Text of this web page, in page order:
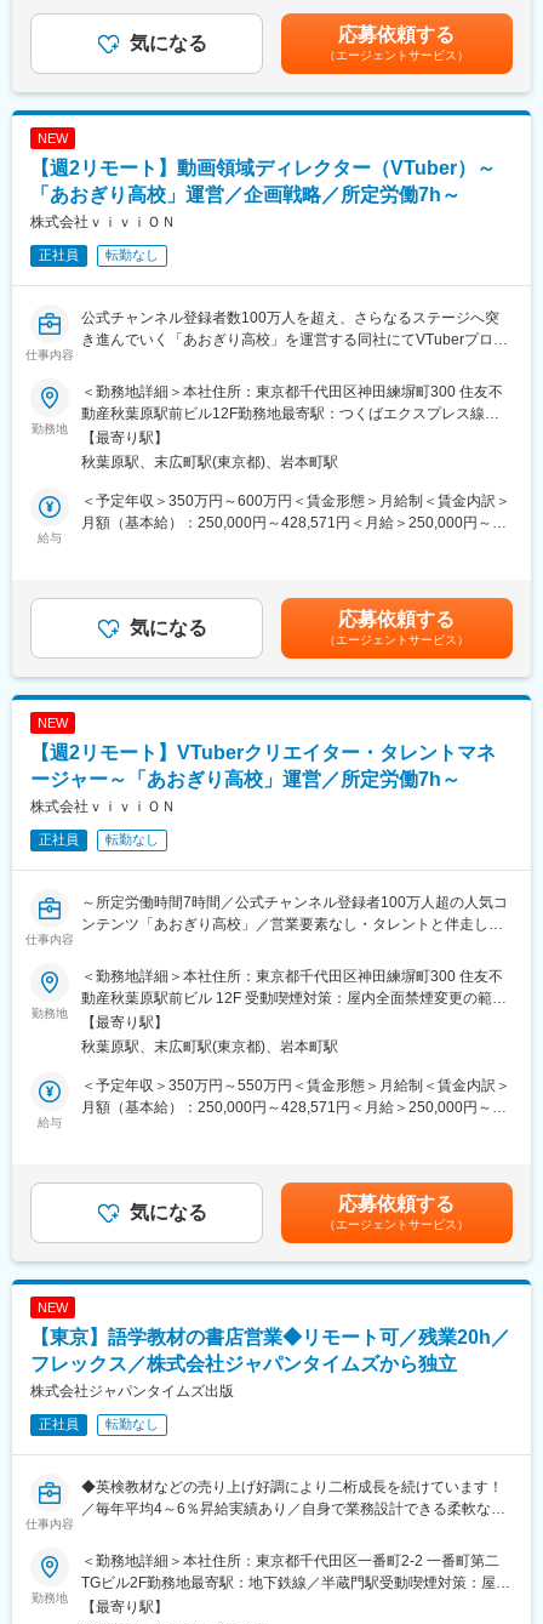
ます。※全員男性/20代1名、30代2名、40代2名
■会社・求人の魅力
では毎年昇給の実績があり、着実に年収UPが可能です。
（3）日々の私たちの仕事が、これからの日本の社会を担う子ども
たちの成長に貢献できるやりがいがあります。
変更の範囲：会社の定める業務
◇サービス運営担当と連携してのメールコンテンツの作成及び配
信設定に関わる業務
・作成はMAツール内で行います。作成経験がない方もOJTを通じ
■チーム体制について：
日々の業務は各自の専門性を生かした職能ベースで担当しつつ、
チーム内では組織的に「向き合うべき課題の方向性」に基づいて
ながらも、領域を越えた連携や支援がしやすい柔軟な運営をして
ゼネラルマネージャーとマネージャーが1名ずつ、その他にリーダ
ー職やメンバーで構成されています。
■働き方：
会社全体としては、リモートワークと出社を混ぜて対応をしてい
ます。 出社形態は「週3日以上の出社」としているため、週2日は
リモートワークの社員も多いです。
また、1日7時間労働（10時出社～18時退社で、休憩1時間）で、
給与にみなし時間外労働手当を含んでおりません。
だしていれば、労働時間については個別の事情を考慮して弾力的
に運用したいと考えています。今まで培ってこられた知識を活か
してご提案いただける方と一緒に働きたいと考えています。
変更の範囲：会社の定める業務
月分と、賞与2回分を含みます。■昇給：年1回（4月）■賞与：年2
回（6月・12月）※標準1ヶ月/回、在籍期間・評価に応じて変動し
ます賃金はあくまでも目安の金額であり、選考を通じて上下する
可能性があります。月給(月額)は固定手当を含めた表記です。
気になる 応募依頼する
（エージェントサービス）
NEW
【週2リモート】動画領域ディレクター（VTuber）～
「あおぎり高校」運営／企画戦略／所定労働7h～
株式会社ｖｉｖｉＯＮ
正社員 転勤なし
仕事内容
公式チャンネル登録者数100万人を超え、さらなるステージへ突
き進んでいく「あおぎり高校」を運営する同社にてVTuberプロダ
て、動画の企画から制作、編集をお任せいたします。
■業務詳細：
（1）3D映像や実写での収録を組み合わせた各種コンテンツ作成
・あおぎり高校公式YouTubeチャンネルに投稿する動画の企画～
制作、サムネイルの作成
・あおぎり高校所属メンバーの個人チャンネルに投稿する動画の
企画～制作、サムネイルの作成
（2）YouTubeチャンネルの運用
・アナリティクス分析
・企画戦略立案
Adobe Premire Pro
Adobe Photoshop
OBS Studio 等
■配属組織：
※兼任含む
・プロデューサー：2名
・タレントマネージャーユニット：9名
・イベント/音楽ユニット：4名
・BizDev.ユニット：3名
・クリエイティブユニット：4名 ※本ポジションを新たに募集い
たします！
・テクニカルユニット：8名
・バックオフィスユニット：5名
慮しながら、リモートワークと出社を混ぜて対応をしています。
全社のうち半数がフルリモートワークとなっており、出社してい
る社員についても「週3日以上の出社」としているため、週2日は
また、1日7時間労働（11時出社～19時退社で、休憩1時間）で、
世の中的には8時間働くことが当たり前という状況かもしれません
が、私たちの会社、私たちの部署においては、しっかりと成果を
だしていれば、労働時間については個別の事情を考慮して弾力的
変更の範囲：会社の定める業務
勤務地
＜勤務地詳細＞本社住所：東京都千代田区神田練塀町300 住友不
動産秋葉原駅前ビル12F勤務地最寄駅：つくばエクスプレス線／
秋葉原駅受動喫煙対策：屋内全面禁煙変更の範囲：会社の定める
事業所
【最寄り駅】
秋葉原駅、末広町駅(東京都)、岩本町駅
給与
＜予定年収＞350万円～600万円＜賃金形態＞月給制＜賃金内訳＞
月額（基本給）：250,000円～428,571円＜月給＞250,000円～
れぞれ1ヶ月分）を含みます。■昇給：年1回（4月）■賞与：年2回
（6月・12月）※標準1ヶ月／回、在籍期間・評価に応じて変動賃
金はあくまでも目安の金額であり、選考を通じて上下する可能性
があります。月給(月額)は固定手当を含めた表記です。
気になる 応募依頼する
（エージェントサービス）
NEW
【週2リモート】VTuberクリエイター・タレントマネ
ージャー～「あおぎり高校」運営／所定労働7h～
株式会社ｖｉｖｉＯＮ
正社員 転勤なし
仕事内容
～所定労働時間7時間／公式チャンネル登録者100万人超の人気コ
ンテンツ「あおぎり高校」／営業要素なし・タレントと伴走し強
VTuberプロダクションのタレントマネージャーとして、所属タレ
ントのマネジメント業務全般をお任せいたします。
当ポジションは一般的な芸能マネージャーと異なり、営業要素は
なく、タレントのメンターとして強みを生かしたコンテンツ作成
の支援をお任せします。
マネージャーの行動一つ一つがタレントの結果に直結する、責任
とやりがいのある業務になります。
タレントのプロモーションは勿論、タレントの自己実現に向けて
■業務詳細：
・所属タレントのマネジメント（スケジュール／目標／モチベー
ションの管理）
も携われる環境がございます。
■配属組織：
・タレントマネージャーユニット：9名
慮しながら、リモートワークと出社を混ぜて対応をしています。
全社のうち半数がフルリモートワークとなっており、出社してい
リモートワークの社員も多いです。
また、1日7時間労働（11時出社～19時退社で、休憩1時間）で、
給与にみなし時間外労働手当を含んでおりません。
勤務地
＜勤務地詳細＞本社住所：東京都千代田区神田練塀町300 住友不
動産秋葉原駅前ビル 12F 受動喫煙対策：屋内全面禁煙変更の範
囲：会社の定める事業所（リモートワーク含む）
【最寄り駅】
秋葉原駅、末広町駅(東京都)、岩本町駅
給与
＜予定年収＞350万円～550万円＜賃金形態＞月給制＜賃金内訳＞
月額（基本給）：250,000円～428,571円＜月給＞250,000円～
れぞれ1ヶ月分）を含みます。■昇給：年1回（4月）■賞与：年2回
（6月・12月）※標準1ヶ月／回、在籍期間・評価に応じて変動賃
金はあくまでも目安の金額であり、選考を通じて上下する可能性
があります。月給(月額)は固定手当を含めた表記です。
気になる 応募依頼する
（エージェントサービス）
NEW
【東京】語学教材の書店営業◆リモート可／残業20h／
フレックス／株式会社ジャパンタイムズから独立
株式会社ジャパンタイムズ出版
正社員 転勤なし
仕事内容
◆英検教材などの売り上げ好調により二桁成長を続けています！
／毎年平均4～6％昇給実績あり／自身で業務設計できる柔軟な就
■業務概要
当社は日本人を対象とした英語学習書籍・週刊英語学習紙、およ
び外国人のための日本語学習教材の出版を柱として事業を展開し
勤務地
＜勤務地詳細＞本社住所：東京都千代田区一番町2-2 一番町第二
TGビル2F勤務地最寄駅：地下鉄線／半蔵門駅受動喫煙対策：屋内
全面禁煙
【最寄り駅】